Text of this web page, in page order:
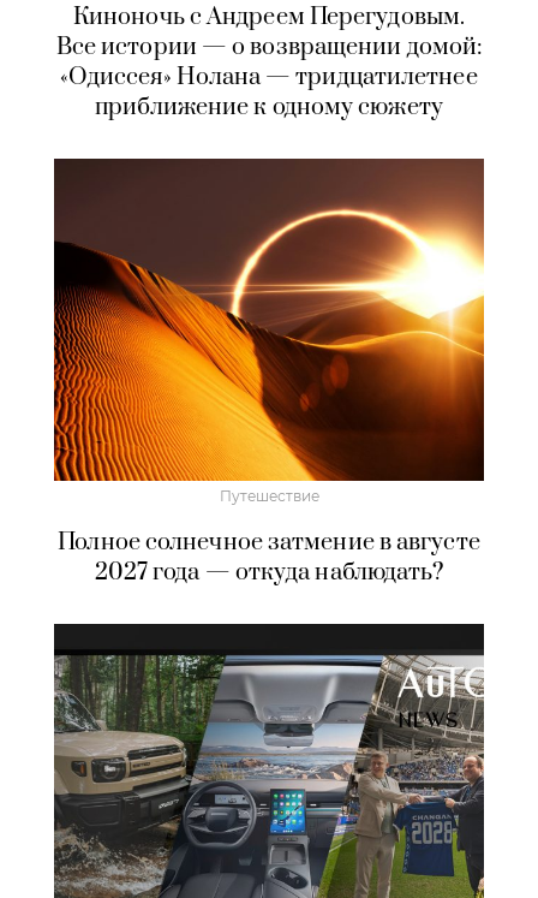
Киноночь с Андреем Перегудовым.
Все истории — о возвращении домой:
«Одиссея» Нолана — тридцатилетнее
приближение к одному сюжету
Путешествие
Полное солнечное затмение в августе
2027 года — откуда наблюдать?